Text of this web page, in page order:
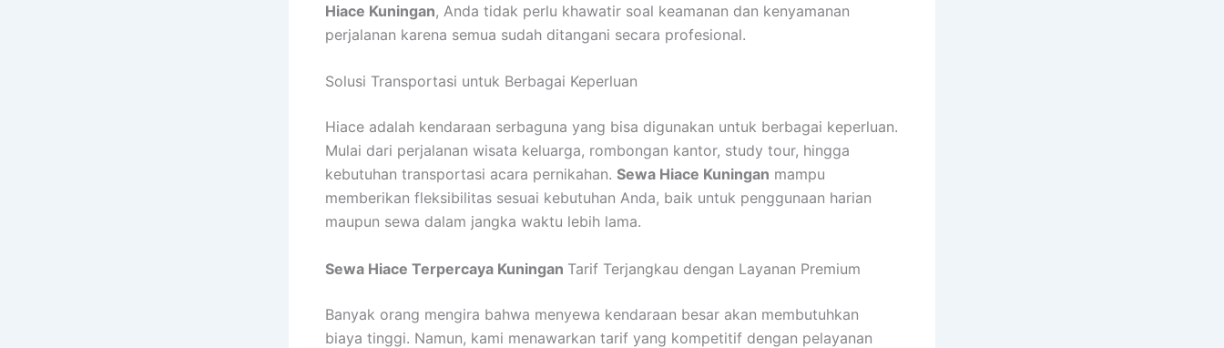
Hiace Kuningan, Anda tidak perlu khawatir soal keamanan dan kenyamanan
perjalanan karena semua sudah ditangani secara profesional.
Solusi Transportasi untuk Berbagai Keperluan
Hiace adalah kendaraan serbaguna yang bisa digunakan untuk berbagai keperluan.
Mulai dari perjalanan wisata keluarga, rombongan kantor, study tour, hingga
kebutuhan transportasi acara pernikahan. Sewa Hiace Kuningan mampu
memberikan fleksibilitas sesuai kebutuhan Anda, baik untuk penggunaan harian
maupun sewa dalam jangka waktu lebih lama.
Sewa Hiace Terpercaya Kuningan Tarif Terjangkau dengan Layanan Premium
Banyak orang mengira bahwa menyewa kendaraan besar akan membutuhkan
biaya tinggi. Namun, kami menawarkan tarif yang kompetitif dengan pelayanan